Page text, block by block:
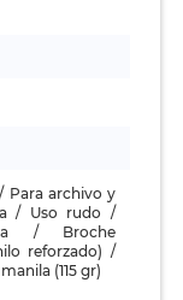
Para archivo y
/ Uso rudo /
/ Broche
reforzado) /
(115 gr)